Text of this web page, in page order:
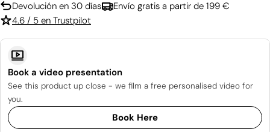
Devolución en 30 días
Envío gratis a partir de 199 €
4.6 / 5 en Trustpilot
Book a video presentation
See this product up close - we film a free personalised video for
you.
Book Here